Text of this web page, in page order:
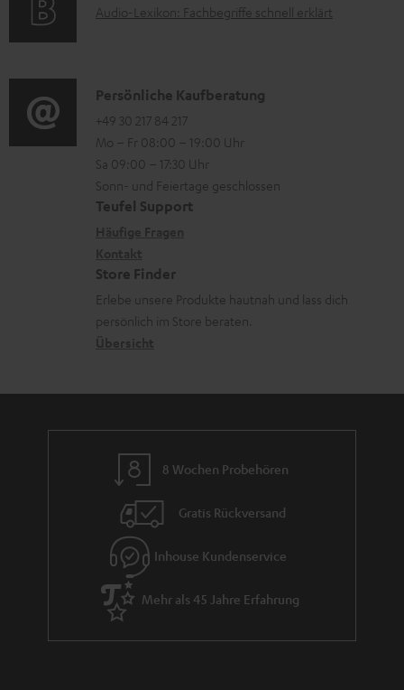
a
n
A
r
t
i
o
n
e
u
r
r
a
A
i
o
-
L
e
k
o
Audio-Lexikon: Fachbegriffe schnell erklärt
K
o
n
t
a
d
a
n
Persönliche Kaufberatung
+49 30 217 84 217
Mo – Fr 08:00 – 19:00 Uhr
Sa 09:00 – 17:30 Uhr
Sonn- und Feiertage geschlossen
Teufel Support
Store Finder
Erlebe unsere Produkte hautnah und lass dich
persönlich im Store beraten.
8 Wochen Probehören
Gratis Rückversand
Inhouse Kundenservice
Mehr als 45 Jahre Erfahrung